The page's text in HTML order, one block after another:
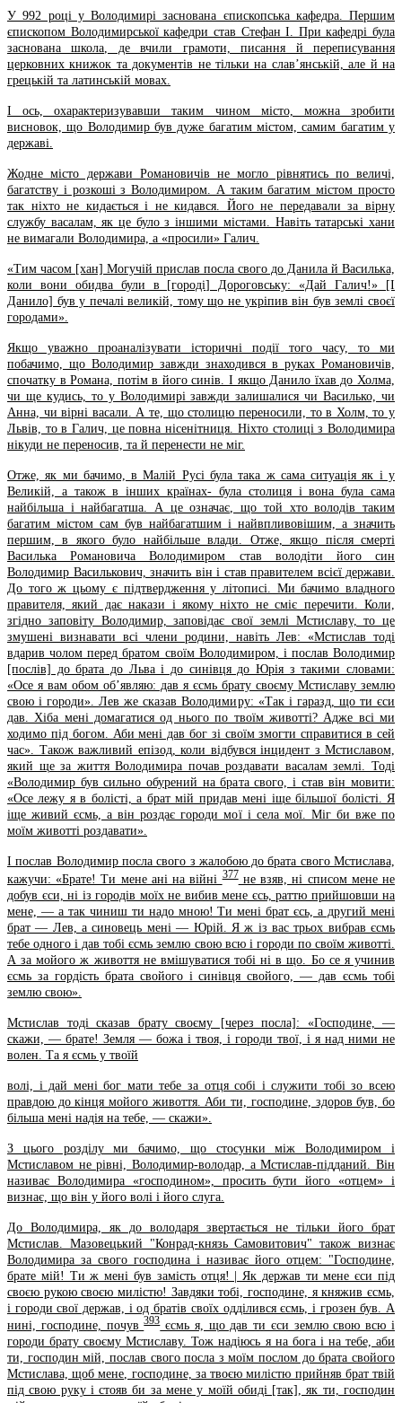
У 992 роцi у Володимирi заснована єпископська кафедра. Першим
єпископом Володимирської кафедри став Стефан I. При кафедрi була
заснована школa, де вчили грамоти, писання й переписування
церковних книжок та документiв не тiльки на слав’янськiй, але й на
грецькiй та латинськiй мовах.
І ось, охарактеризувавши таким чином місто, можна зробити
висновок, що Володимир був дуже багатим містом, самим багатим у
державі.
Жодне місто держави Романовичів не могло рівнятись по величі,
багатству і розкоші з Володимиром. А таким багатим містом просто
так ніхто не кидається і не кидався. Його не передавали за вірну
службу васалам, як це було з іншими містами. Навіть татарські хани
не вимагали Володимира, а «просили» Галич.
«Тим часом [хан] Могучій прислав посла свого до Данила й Василька,
коли вони обидва були в [городі] Дороговську: «Дай Галич!» [І
Данило] був у печалі великій, тому що не укріпив він був землі своєї
городами».
Якщо уважно проаналізувати історичні події того часу, то ми
побачимо, що Володимир завжди знаходився в руках Романовичів,
спочатку в Романа, потім в його синів. І якщо Данило їхав до Холма,
чи ще кудись, то у Володимирі завжди залишалися чи Василько, чи
Анна, чи вірні васали. А те, що столицю переносили, то в Холм, то у
Львів, то в Галич, це повна нісенітниця. Ніхто столиці з Володимира
нікуди не переносив, та й перенести не міг.
Отже, як ми бачимо, в Малій Русі була така ж сама ситуація як і у
Великій, а також в інших країнах- була столиця і вона була сама
найбільша і найбагатша. А це означає, що той хто володів таким
багатим містом сам був найбагатшим і найвпливовішим, а значить
першим, в якого було найбільше влади. Отже, якщо після смерті
Василька Романовича Володимиром став володіти його син
Володимир Василькович, значить він і став правителем всієї держави.
До того ж цьому є підтвердження у літописі. Ми бачимо владного
правителя, який дає накази і якому ніхто не сміє перечити. Коли,
згідно заповіту Володимир, заповідає свої землі Мстиславу, то це
змушені визнавати всі члени родини, навіть Лев: «Мстислав тоді
вдарив чолом перед братом своїм Володимиром, і послав Володимир
[послів] до брата до Льва і до синівця до Юрія з такими словами:
«Осе я вам обом об’являю: дав я єсмь брату своєму Мстиславу землю
свою і городи». Лев же сказав Володимиру: «Так і гаразд, що ти єси
дав. Хіба мені домагатися од нього по твоїм животті? Адже всі ми
ходимо під богом. Аби мені дав бог зі своїм змогти справитися в сей
час». Також важливий епізод, коли відбувся інцидент з Мстиславом,
який ще за життя Володимира почав роздавати васалам землі. Тоді
«Володимир був сильно обурений на брата свого, і став він мовити:
«Осе лежу я в болісті, а брат мій придав мені іще більшої болісті. Я
іще живий єсмь, а він роздає городи мої і села мої. Міг би вже по
моїм животті роздавати».
І послав Володимир посла свого з жалобою до брата свого Мстислава,
кажучи: «Брате! Ти мене ані на війні377не взяв, ні списом мене не
добув єси, ні із городів моїх не вибив мене єсь, раттю прийшовши на
мене, — а так чиниш ти надо мною! Ти мені брат єсь, а другий мені
брат — Лев, а синовець мені — Юрій. Я ж із вас трьох вибрав єсмь
тебе одного і дав тобі єсмь землю свою всю і городи по своїм животті.
А за мойого ж живоття не вмішуватися тобі ні в що. Бо се я учинив
єсмь за гордість брата свойого і синівця свойого, — дав єсмь тобі
землю свою».
Мстислав тоді сказав брату своєму [через посла]: «Господине, —
скажи, — брате! Земля — божа і твоя, і городи твої, і я над ними не
волен. Та я єсмь у твоїй
волі, і дай мені бог мати тебе за отця собі і служити тобі зо всею
правдою до кінця мойого живоття. Аби ти, господине, здоров був, бо
більша мені надія на тебе, — скажи».
З цього розділу ми бачимо, що стосунки між Володимиром і
Мстиславом не рівні, Володимир-володар, а Мстислав-підданий. Він
називає Володимира «господином», просить бути його «отцем» і
визнає, що він у його волі і його слуга.
До Володимира, як до володаря звертається не тільки його брат
Мстислав. Мазовецький "Конрад-князь Самовитович" також визнає
Володимира за свого господина і називає його отцем: "Господине,
брате мій! Ти ж мені був замість отця! | Як держав ти мене єси під
своєю рукою своєю милістю! Завдяки тобі, господине, я княжив єсмь,
і городи свої держав, і од братів своїх одділився єсмь, і грозен був. А
нині, господине, почув393єсмь я, що дав ти єси землю свою всю і
городи брату своєму Мстиславу. Тож надіюсь я на бога і на тебе, аби
ти, господин мій, послав свого посла з моїм послом до брата свойого
Мстислава, щоб мене, господине, за твоєю милістю прийняв брат твій
під свою руку і стояв би за мене у моїй обиді [так], як ти, господин